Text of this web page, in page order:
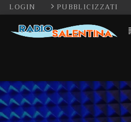
LOGIN PUBBLICIZZATI